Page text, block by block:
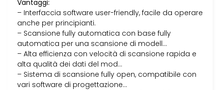
Vantaggi:
– Interfaccia software user-friendly, facile da operare
anche per principianti.
– Scansione fully automatica con base fully
automatica per una scansione di modell…
– Alta efficienza con velocità di scansione rapida e
alta qualità dei dati del mod…
– Sistema di scansione fully open, compatibile con
vari software di progettazione…